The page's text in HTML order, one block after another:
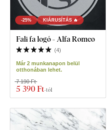
-25% KIÁRUSÍTÁS 🔥
Fali fa logó - Alfa Romeo
(4)
Már 2 munkanapon belül
otthonában lehet.
5 390 Ft-tól
7 190 Ft